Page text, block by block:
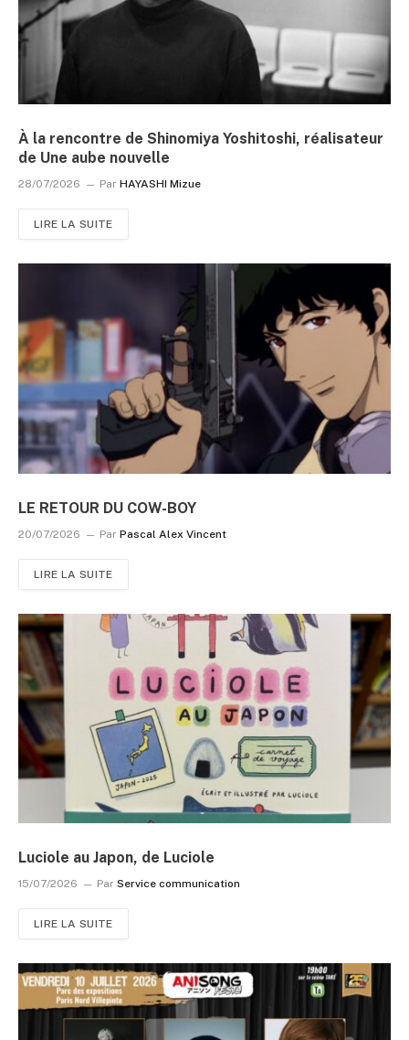
À la rencontre de Shinomiya Yoshitoshi, réalisateur
de Une aube nouvelle
28/07/2026 Par HAYASHI Mizue
LIRE LA SUITE
LE RETOUR DU COW-BOY
20/07/2026 Par Pascal Alex Vincent
LIRE LA SUITE
Luciole au Japon, de Luciole
15/07/2026 Par Service communication
LIRE LA SUITE